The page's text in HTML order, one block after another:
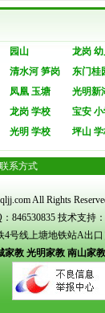
园山 龙岗
清水河 笋岗 东门桂
凤凰 玉塘 光明新
龙岗 学校 宝安
光明 学校 坪山
联系方式
All Rights
846530835 技术支持
号线上塘地铁站A出口
家教 光明家教 南山家教